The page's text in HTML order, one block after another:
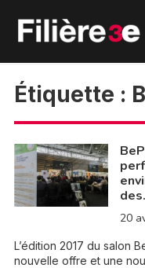
Étiquette :
20
L’édition 2017 du salon
nouvelle offre et une